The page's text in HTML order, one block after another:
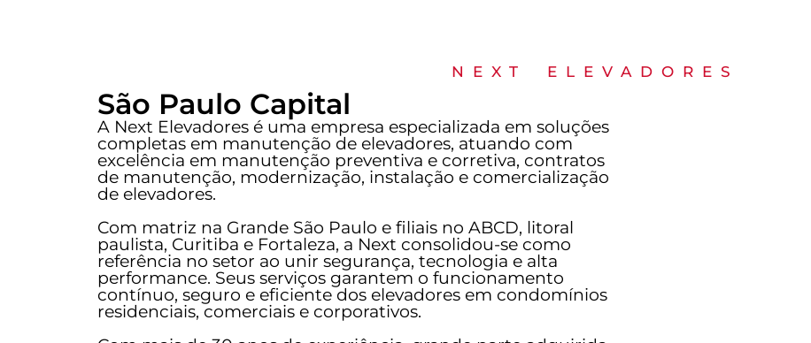
NEXT ELEVADORES
São Paulo Capital
A Next Elevadores é uma empresa especializada em soluções
completas em manutenção de elevadores, atuando com
excelência em manutenção preventiva e corretiva, contratos
de manutenção, modernização, instalação e comercialização
de elevadores.
Com matriz na Grande São Paulo e filiais no ABCD, litoral
paulista, Curitiba e Fortaleza, a Next consolidou-se como
referência no setor ao unir segurança, tecnologia e alta
performance. Seus serviços garantem o funcionamento
contínuo, seguro e eficiente dos elevadores em condomínios
residenciais, comerciais e corporativos.